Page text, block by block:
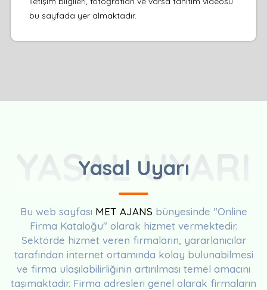
bu sayfada yer almaktadır.
Yasal Uyarı
YASAL UYARI
Bu web sayfası MET AJANS bünyesinde "Online
Firma Kataloğu" olarak hizmet vermektedir.
Sektörde hizmet veren firmaların, yararlanıcılar
tarafından internet ortamında kolay bulunabilmesi
ve firma ulaşılabilirliğinin artırılması temel amacını
taşımaktadır. Firma adresleri genel olarak firmaların